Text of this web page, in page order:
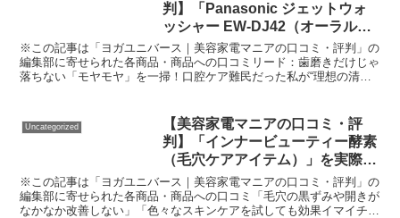
判】「Panasonic ジェットウォ
ッシャー EW-DJ42（オーラルケ
ア）」を実際に使ってみた正直感
想
※この記事は「ヨガユニバース｜美容家電マニアの口コミ・評判」の
編集部に寄せられた各商品・商品への口コミリード：歯磨きだけじゃ
落ちない「モヤモヤ」を一掃！口腔ケア難民だった私が“理想の清潔
Uncategorized
【美容家電マニアの口コミ・評
判】「インナービューティー酵素
（毛穴ケアアイテム）」を実際に
使ってみた正直感想
※この記事は「ヨガユニバース｜美容家電マニアの口コミ・評判」の
編集部に寄せられた各商品・商品への口コミ「毛穴の黒ずみや開きが
なかなか改善しない」「色々なスキンケアを試しても効果イマイチ」